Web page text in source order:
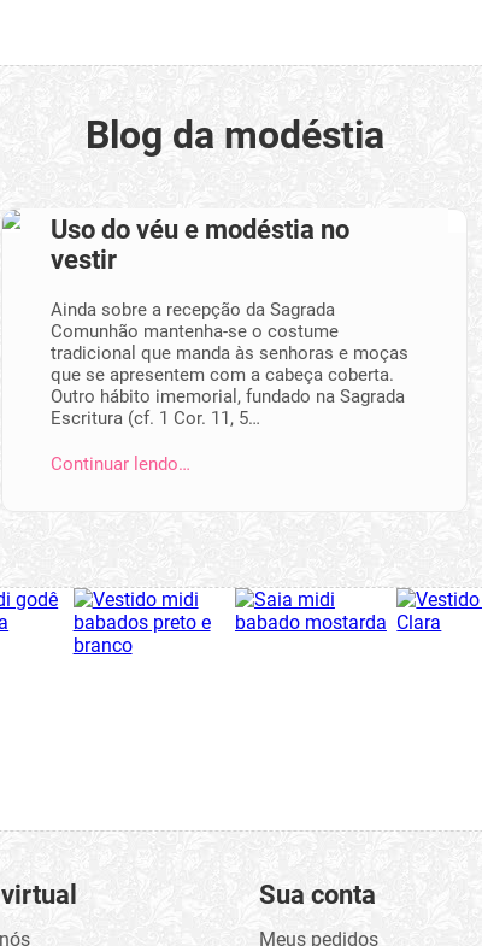
Blog da modéstia
Uso do véu e modéstia no
vestir
Ainda sobre a recepção da Sagrada
Comunhão mantenha-se o costume
tradicional que manda às senhoras e moças
que se apresentem com a cabeça coberta.
Outro hábito imemorial, fundado na Sagrada
Escritura (cf. 1 Cor. 11, 5…
Continuar lendo…
Sua conta
Meus pedidos